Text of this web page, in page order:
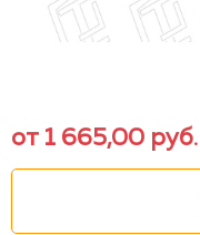
от 1 665,00 руб.